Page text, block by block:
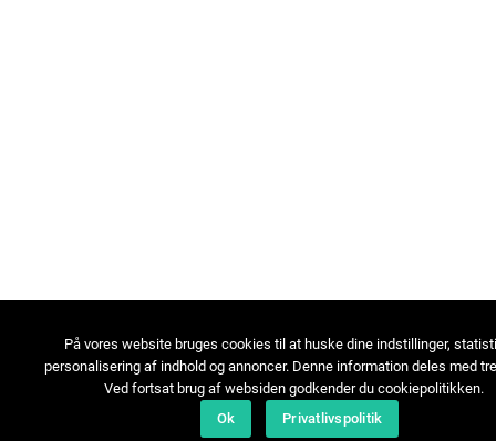
På vores website bruges cookies til at huske dine indstillinger,
personalisering af indhold og annoncer. Denne information deles med
Ved fortsat brug af websiden godkender du cookiepolitikken.
Ok
Privatlivspolitik